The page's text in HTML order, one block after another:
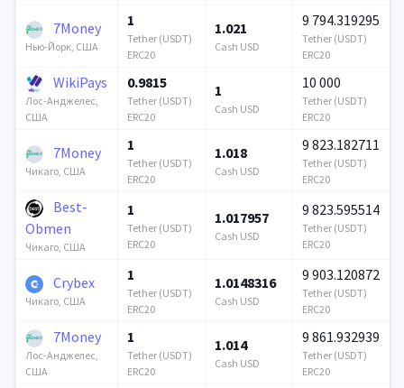
7Money
Нью-Йорк, США
1
Tether (USDT)
ERC20
1.021
Cash USD
9 794.319295
Tether (USDT)
ERC20
WikiPays
Лос-Анджелес,
США
0.9815
Tether (USDT)
ERC20
1
Cash USD
10 000
Tether (USDT)
ERC20
7Money
Чикаго, США
1
Tether (USDT)
ERC20
1.018
Cash USD
9 823.182711
Tether (USDT)
ERC20
Best-
Obmen
Чикаго, США
1
Tether (USDT)
ERC20
1.017957
Cash USD
9 823.595514
Tether (USDT)
ERC20
Crybex
Чикаго, США
1
Tether (USDT)
ERC20
1.0148316
Cash USD
9 903.120872
Tether (USDT)
ERC20
7Money
Лос-Анджелес,
США
1
Tether (USDT)
ERC20
1.014
Cash USD
9 861.932939
Tether (USDT)
ERC20